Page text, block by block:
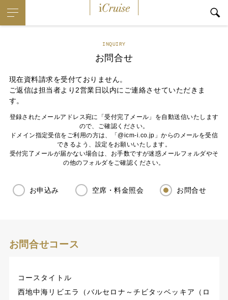
INQUIRY
お問合せ
現在資料請求を受付ておりません。
ご返信は担当者より2営業日以内にご連絡させていただきま
す。
登録されたメールアドレス宛に「受付完了メール」を自動送信いたします
ので、ご確認ください。
ドメイン指定受信をご利用の方は、「@icm-i.co.jp」からのメールを受信
できるよう、設定をお願いいたします。
受付完了メールが届かない場合は、お手数ですが迷惑メールフォルダやそ
の他のフォルダをご確認ください。
お申込み 空席・料金照会 お問合せ
お問合せコース
コースタイトル
西地中海リビエラ（バルセロナ～チビタッベッキア（ロ